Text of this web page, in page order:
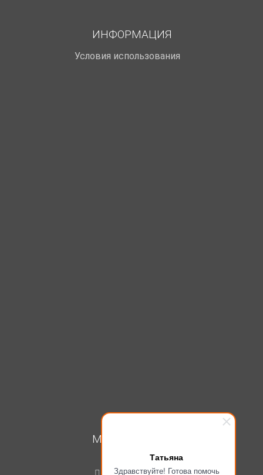
Татьяна
Здравствуйте! Готова помочь
ИНФОРМАЦИЯ
Условия использования
МОЙ КАБИНЕТ